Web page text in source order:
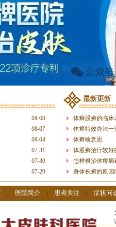
08-08
08-07
08-04
07-31
07-30
07-29
体癣股癣的临床
体癣特效办法一
体癣啥意思
体股癣治疗较好
怎样根治体癣病
身体长癣的原因
| 医院简介 | 患者关注 | 症状问